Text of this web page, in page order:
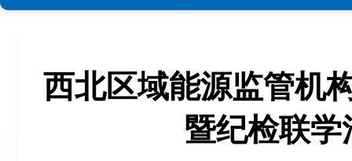
西北区域能源监管机
暨纪检联学